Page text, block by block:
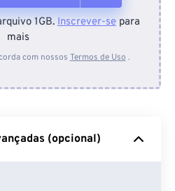
Drive
1GB. Inscrever-se para
mais
com nossos Termos de Uso .
(opcional)